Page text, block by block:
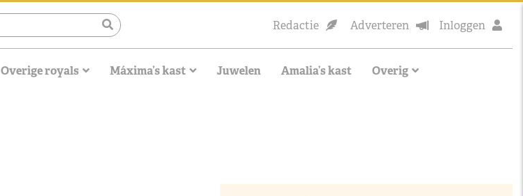
Redactie Adverteren Inloggen
Overige royals Máxima’s kast Juwelen Amalia’s kast Overig